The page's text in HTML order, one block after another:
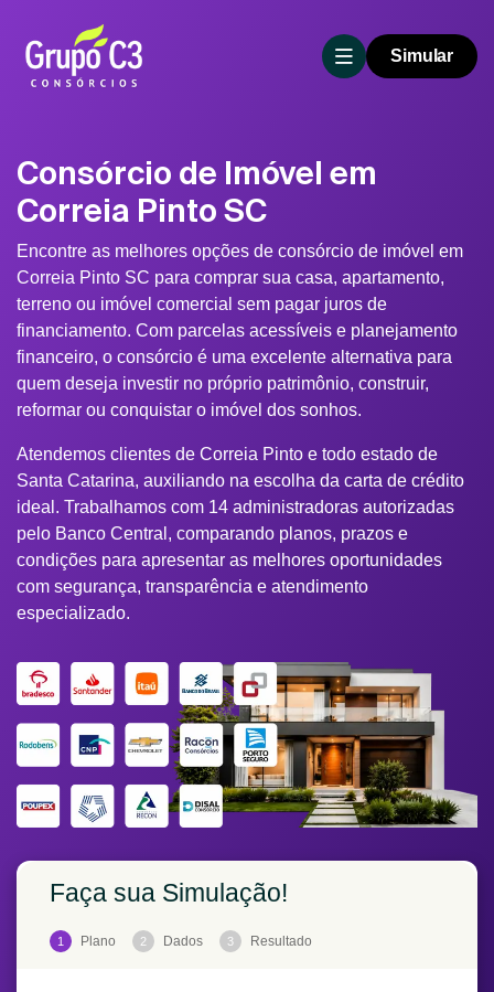
Simular
Consórcio de Imóvel em
Correia Pinto SC
Encontre as melhores opções de consórcio de imóvel em
Correia Pinto SC para comprar sua casa, apartamento,
terreno ou imóvel comercial sem pagar juros de
financiamento. Com parcelas acessíveis e planejamento
financeiro, o consórcio é uma excelente alternativa para
quem deseja investir no próprio patrimônio, construir,
reformar ou conquistar o imóvel dos sonhos.
Atendemos clientes de Correia Pinto e todo estado de
Santa Catarina, auxiliando na escolha da carta de crédito
ideal. Trabalhamos com 14 administradoras autorizadas
pelo Banco Central, comparando planos, prazos e
condições para apresentar as melhores oportunidades
com segurança, transparência e atendimento
especializado.
Faça sua Simulação!
1 Plano 2 Dados 3 Resultado